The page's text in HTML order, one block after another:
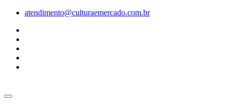
conteúdo
atendimento@culturaemercado.com.br